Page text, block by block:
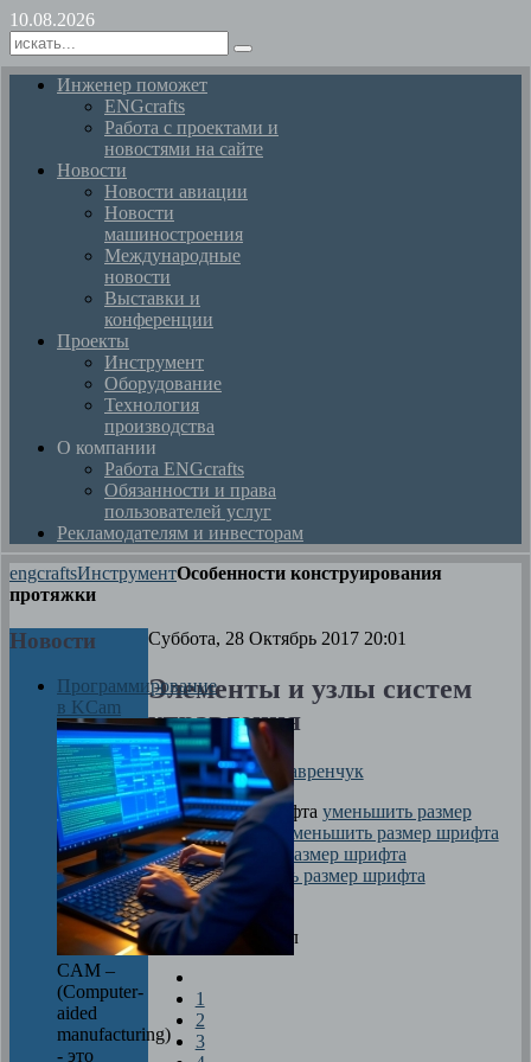
10.08.2026
Инженер поможет
ENGcrafts
Работа с проектами и
новостями на сайте
Новости
Новости авиации
Новости
машиностроения
Международные
новости
Выставки и
конференции
Проекты
Инструмент
Оборудование
Технология
производства
О компании
Работа ENGcrafts
Обязанности и права
пользователей услуг
Рекламодателям и инвесторам
engcraftsИнструментОсобенности конструирования
протяжки
Суббота, 28 Октябрь 2017 20:01
Элементы и узлы систем
управления
АвторДаниил Лавренчук
размер шрифта уменьшить размер
шрифта
увеличить размер шрифта
Печать
Оцените материал
1
2
3
Новости
Программирование
в KCam
CAM –
(Computer-
aided
manufacturing)
- это